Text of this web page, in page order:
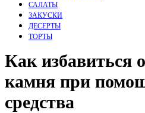
САЛАТЫ
ЗАКУСКИ
ДЕСЕРТЫ
ТОРТЫ
Как избавиться
камня при
средства